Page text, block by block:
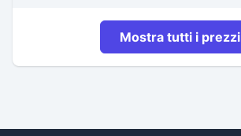
Mostra tutti i prezzi